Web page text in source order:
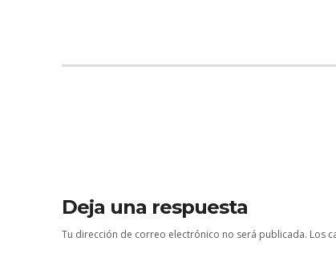
Deja una respuesta
Tu dirección de correo electrónico no será publicada. Los